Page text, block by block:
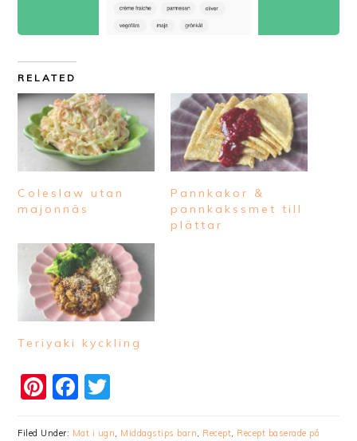
RELATED
Coleslaw utan
majonnäs
Pannkakor &
pannkakssmet till
plättar
Teriyaki kyckling
Pinterest
Facebook
Filed Under: Mat i ugn Middagstips barn Recept Recept baserade på